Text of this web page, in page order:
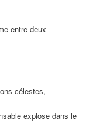
entre deux
célestes,
explose dans le